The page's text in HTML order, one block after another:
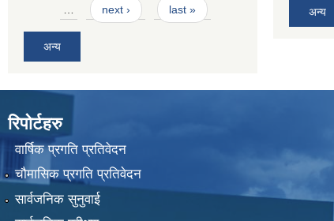
next › last »
अन्य
अन्य
रिपोर्टहरु
वार्षिक प्रगति प्रतिवेदन
चौमासिक प्रगति प्रतिवेदन
सार्वजनिक सुनुवाई